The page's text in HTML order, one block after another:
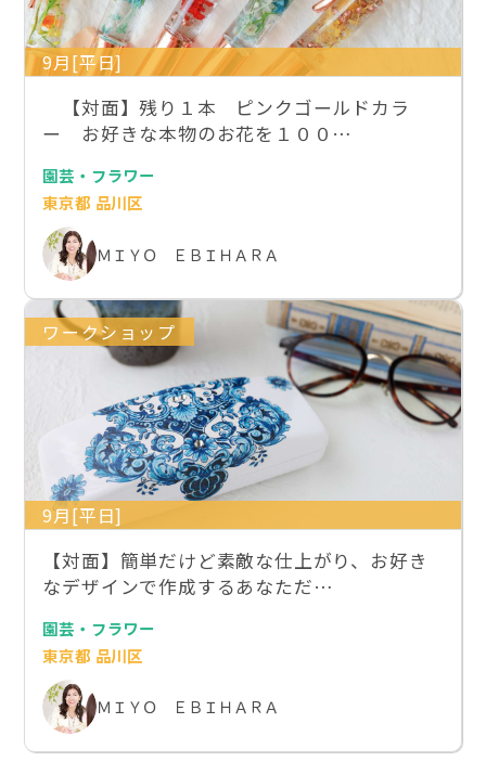
9月[平日]
【対面】残り１本 ピンクゴールドカラ
ー お好きな本物のお花を１００…
園芸・フラワー
東京都 品川区
ＭＩＹＯ ＥＢＩＨＡＲＡ
ワークショップ
9月[平日]
【対面】簡単だけど素敵な仕上がり、お好き
なデザインで作成するあなただ…
園芸・フラワー
東京都 品川区
ＭＩＹＯ ＥＢＩＨＡＲＡ